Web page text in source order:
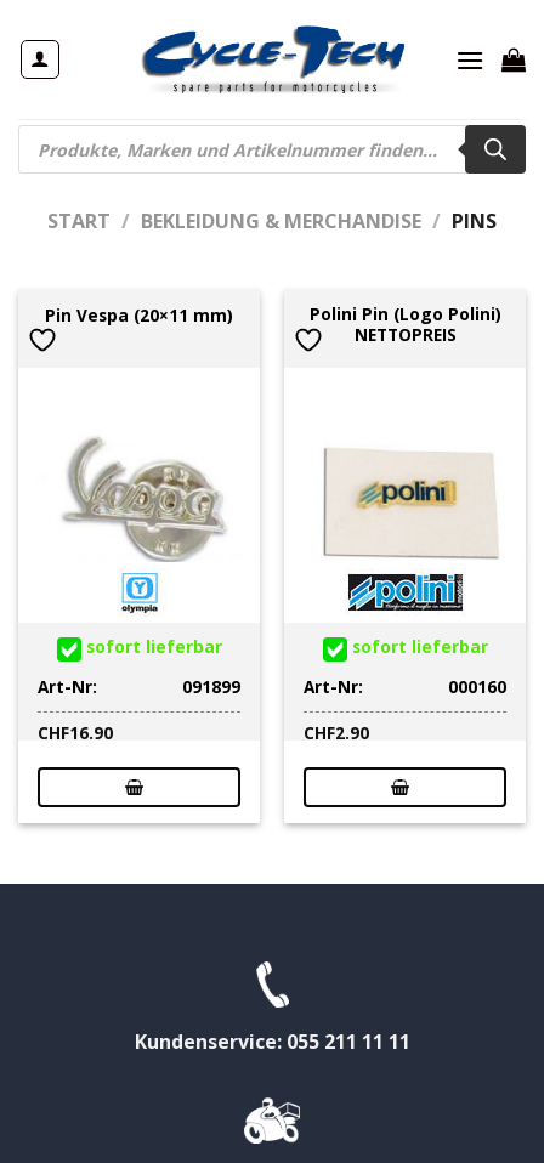
Inhalt
springen
Products
search
START / BEKLEIDUNG & MERCHANDISE / PINS
Pin Vespa (20×11 mm)
sofort lieferbar
Art-Nr:
091899
CHF16.90
Polini Pin (Logo Polini)
NETTOPREIS
sofort lieferbar
Art-Nr:
000160
CHF2.90
Kundenservice: 055 211 11 11